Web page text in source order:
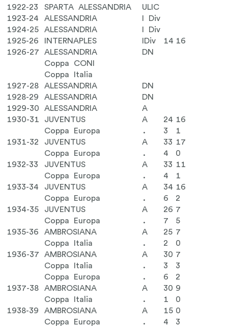
1922-23 SPARTA ALESSANDRIA
ULIC
1923-24
ALESSANDRIA
I Div
1924-25
ALESSANDRIA
I Div
1925-26
INTERNAPLES IDiv 14 16
1926-27
ALESSANDRIA
DN
Coppa CONI
Coppa Italia
1927-28
ALESSANDRIA
DN
1928-29
ALESSANDRIA
DN
1929-30
ALESSANDRIA
A
1930-31
JUVENTUS A 24 16
Coppa Europa
. 3
1
1931-32
JUVENTUS A 33 17
Coppa Europa
. 4
0
1932-33
JUVENTUS A 33 11
Coppa Europa
. 4
1
1933-34
JUVENTUS A 34 16
Coppa Europa
. 6
2
1934-35
JUVENTUS A 26 7
Coppa Europa
. 7
5
1935-36
AMBROSIANA A 25 7
Coppa Italia
. 2
0
1936-37
AMBROSIANA A 30 7
Coppa Italia
. 3
3
Coppa Europa
. 6
2
1937-38
AMBROSIANA A 30 9
Coppa Italia
. 1
0
1938-39
AMBROSIANA A 15 0
Coppa Europa
. 4
3